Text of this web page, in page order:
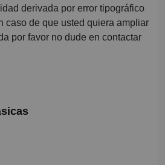
derivada por error tipográfico
caso de que usted quiera ampliar
por favor no dude en contactar